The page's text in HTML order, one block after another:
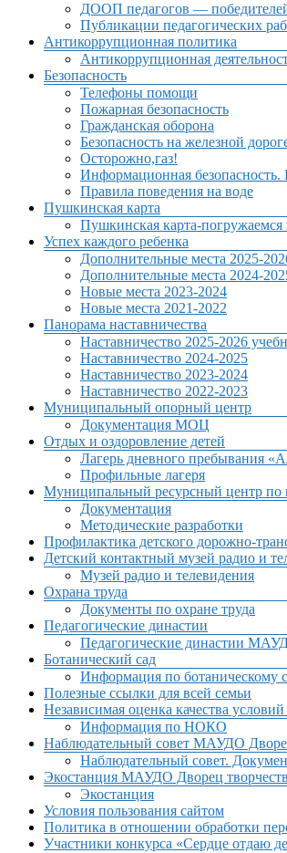
ДООП педагогов — победителей
Публикации педагогических
Антикоррупционная политика
Антикоррупционная
Безопасность
Телефоны помощи
Пожарная безопасность
Гражданская оборона
Безопасность на железной
Осторожно,газ!
Информационная безопасность.
Правила поведения на воде
Пушкинская карта
Пушкинская карта-погружаемся
Успех каждого ребенка
Дополнительные места 2025-
Дополнительные места 2024-
Новые места 2023-2024
Новые места 2021-2022
Панорама наставничества
Наставничество 2025-2026
Наставничество 2024-2025
Наставничество 2023-2024
Наставничество 2022-2023
Муниципальный опорный центр
Документация МОЦ
Отдых и оздоровление детей
Лагерь дневного пребывания
Профильные лагеря
Муниципальный ресурсный центр по
Документация
Методические разработки
Профилактика детского дорожно-
Детский контактный музей радио и
Музей радио и телевидения
Охрана труда
Документы по охране труда
Педагогические династии
Педагогические династии
Ботанический сад
Информация по ботаническому
Полезные ссылки для всей семьи
Независимая оценка качества
Информация по НОКО
Наблюдательный совет МАУДО
Наблюдательный совет.
Экостанция МАУДО Дворец
Экостанция
Условия пользования сайтом
Политика в отношении обработки
Участники конкурса «Сердце отдаю